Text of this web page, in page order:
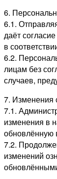
6.
6.1.
даёт
в
6.2.
лицам без
случаев,
7. Изменения
7.1.
изменения в
обновлённую
7.2.
изменений